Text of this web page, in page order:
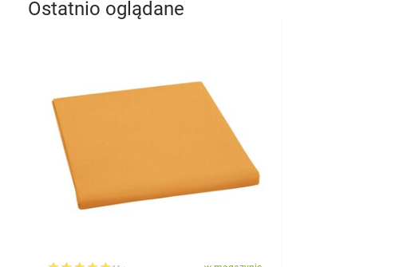
Ostatnio oglądane